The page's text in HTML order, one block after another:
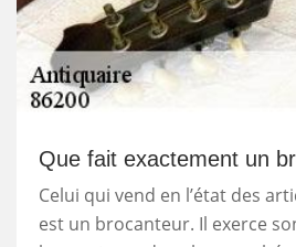
Que fait exactement un
Celui qui vend en l’état des
est un brocanteur. Il exerce